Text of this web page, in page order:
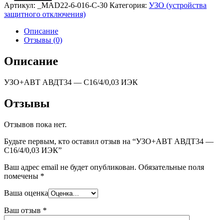
Артикул: _MAD22-6-016-C-30 Категория: УЗО (устройства
защитного отключения)
Описание
Отзывы (0)
Описание
УЗО+АВТ АВДТ34 — С16/4/0,03 ИЭК
Отзывы
Отзывов пока нет.
Будьте первым, кто оставил отзыв на “УЗО+АВТ АВДТ34 —
С16/4/0,03 ИЭК”
Ваш адрес email не будет опубликован. Обязательные поля
помечены *
Ваша оценка
Ваш отзыв *